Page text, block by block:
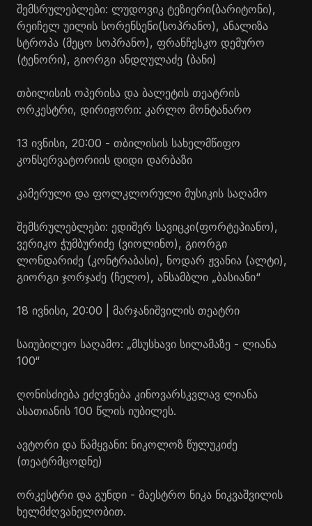
შემსრულებლები: ლუდოვიკ ტეზიერი(ბარიტონი),
რეიჩელ უილის სორენსენი(სოპრანო), ანალიზა
სტროპა (მეცო სოპრანო), ფრანჩესკო დემურო
(ტენორი), გიორგი ანდღულაძე (ბანი)
თბილისის ოპერისა და ბალეტის თეატრის
ორკესტრი, დირიჟორი: კარლო მონტანარო
13 ივნისი, 20:00 - თბილისის სახელმწიფო
კონსერვატორიის დიდი დარბაზი
კამერული და ფოლკლორული მუსიკის საღამო
შემსრულებლები: ედიშერ სავიცკი(ფორტეპიანო),
ვერიკო ჭუმბურიძე (ვიოლინო), გიორგი
ლონდარიძე (კონტრაბასი), ნოდარ ჟვანია (ალტი),
გიორგი ჯორჯაძე (ჩელო), ანსამბლი „ბასიანი“
18 ივნისი, 20:00 | მარჯანიშვილის თეატრი
საიუბილეო საღამო: „მსუსხავი სილამაზე - ლიანა
100“
ღონისძიება ეძღვნება კინოვარსკვლავ ლიანა
ასათიანის 100 წლის იუბილეს.
ავტორი და წამყვანი: ნიკოლოზ წულუკიძე
(თეატრმცოდნე)
ორკესტრი და გუნდი - მაესტრო ნიკა ნიკვაშვილის
ხელმძღვანელობით.